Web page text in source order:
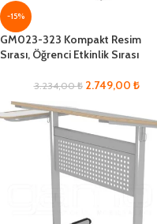
-15%
GM023-323 Kompakt Resim
Sırası, Öğrenci Etkinlik Sırası
3.234,00₺ 2.749,00 ₺